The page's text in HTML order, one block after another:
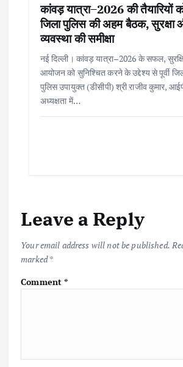
कांवड़ यात्रा–2026 की तैयारियों
जिला पुलिस की अहम बैठक, सुरक्षा
व्यवस्था की समीक्षा
नई दिल्ली। कांवड़ यात्रा–2026 के सफल,
आयोजन को सुनिश्चित करने के उद्देश्य से पूर्वी
पुलिस उपायुक्त (डीसीपी) श्री राजीव कुमार,
अध्यक्षता में…
Leave a Reply
Your email address will not be published.
marked*
Comment*